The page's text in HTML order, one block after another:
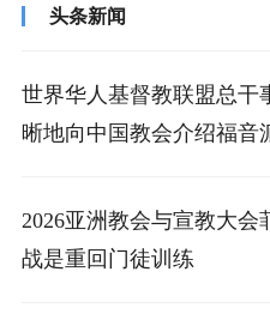
头条新闻
世界华人基督教联盟总干
晰地向中国教会介绍福音
2026亚洲教会与宣教大
战是重回门徒训练